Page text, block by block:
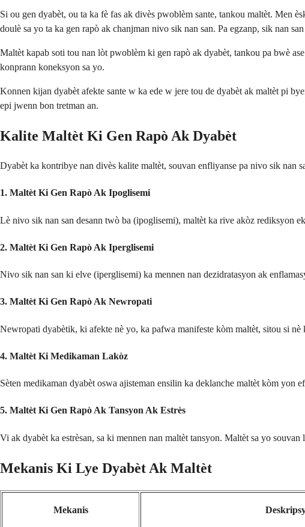
Si ou gen dyabèt, ou ta ka fè fas ak divès pwoblèm sante, tankou maltèt. Men
doulè sa yo ta ka gen rapò ak chanjman nivo sik nan san. Pa egzanp, sik nan
Maltèt kapab soti tou nan lòt pwoblèm ki gen rapò ak dyabèt, tankou pa bwè
konprann koneksyon sa yo.
Konnen kijan dyabèt afekte sante w ka ede w jere tou de dyabèt ak maltèt pi
epi jwenn bon tretman an.
Kalite Maltèt Ki Gen Rapò Ak Dyabèt
Dyabèt ka kontribye nan divès kalite maltèt, souvan enfliyanse pa nivo sik nan
1. Maltèt Ki Gen Rapò Ak Ipoglisemi
Lè nivo sik nan san desann twò ba (ipoglisemi), maltèt ka rive akòz rediksyon
2. Maltèt Ki Gen Rapò Ak Iperglisemi
Nivo sik nan san ki elve (iperglisemi) ka mennen nan dezidratasyon ak
3. Maltèt Ki Gen Rapò Ak Newropati
Newropati dyabètik, ki afekte nè yo, ka pafwa manifeste kòm maltèt, sitou si
4. Maltèt Ki Medikaman Lakòz
Sèten medikaman dyabèt oswa ajisteman ensilin ka deklanche maltèt kòm yon
5. Maltèt Ki Gen Rapò Ak Tansyon Ak Estrès
Vi ak dyabèt ka estrèsan, sa ki mennen nan maltèt tansyon. Maltèt sa yo
Mekanis Ki Lye Dyabèt Ak Maltèt
Mekanis